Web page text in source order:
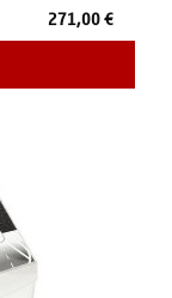
271,00 €